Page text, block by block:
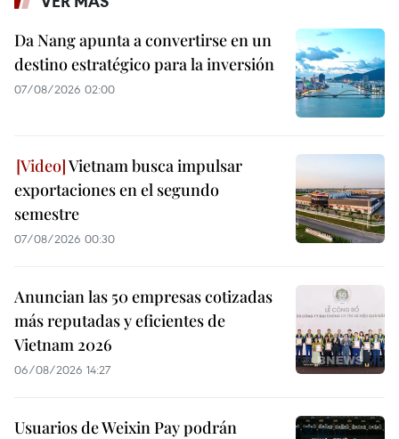
Da Nang apunta a convertirse en un
destino estratégico para la inversión
07/08/2026 02:00
Vietnam busca impulsar
exportaciones en el segundo
semestre
07/08/2026 00:30
Anuncian las 50 empresas cotizadas
más reputadas y eficientes de
Vietnam 2026
06/08/2026 14:27
Usuarios de Weixin Pay podrán